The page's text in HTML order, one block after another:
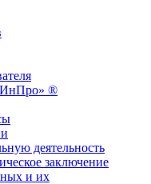
®
деятельность
заключение
и их